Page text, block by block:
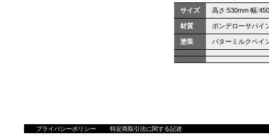
サイズ 高さ:530mm 幅
材質 ポンデローサパ
塗装 バターミルクペ
プライバシーポリシー 特定商取引法に関する記述